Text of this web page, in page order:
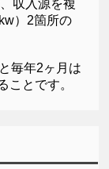
収入源を複
）2箇所の
毎年2ヶ月は
ことです。